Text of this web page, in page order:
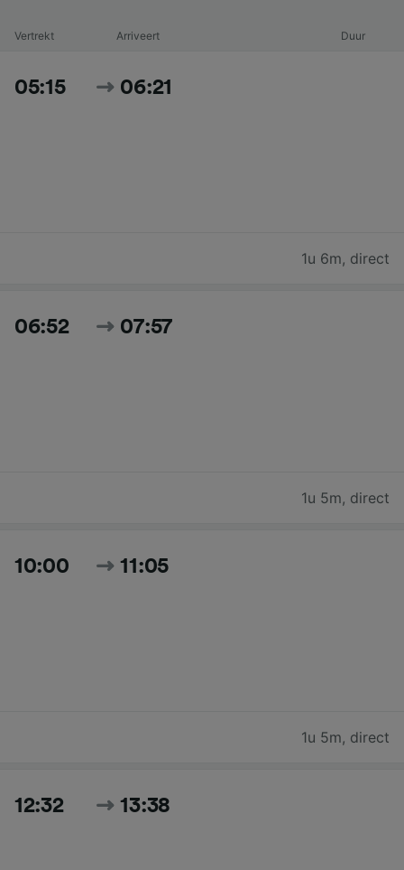
Vertrekt Arriveert Duur
05:15 06:21
1u 6m, direct
06:52 07:57
1u 5m, direct
10:00 11:05
1u 5m, direct
12:32 13:38